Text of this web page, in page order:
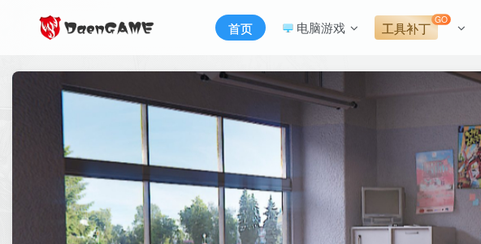
首页 电脑游戏 工具补丁 GO